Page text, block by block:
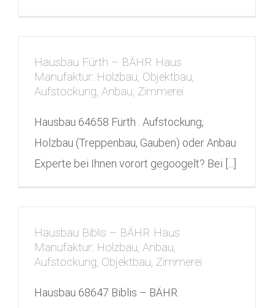
Hausbau Fürth – BÄHR Haus
Manufaktur: Holzbau, Objektbau,
Aufstockung, Anbau, Zimmerei
Hausbau 64658 Fürth . Aufstockung,
Holzbau (Treppenbau, Gauben) oder Anbau
Experte bei Ihnen vorort gegoogelt? Bei [...]
Hausbau Biblis – BÄHR Haus
Manufaktur: Holzbau, Anbau,
Aufstockung, Objektbau, Zimmerei
Hausbau 68647 Biblis – BÄHR.